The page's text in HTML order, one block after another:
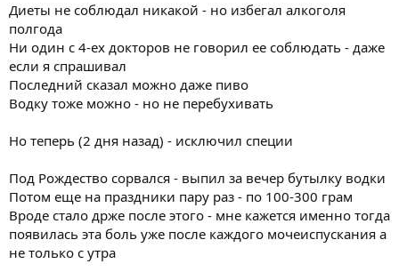
Диеты не соблюдал никакой - но избегал алкоголя
полгода
Ни один с 4-ех докторов не говорил ее соблюдать - даже
если я спрашивал
Последний сказал можно даже пиво
Водку тоже можно - но не перебухивать
Но теперь (2 дня назад) - исключил специи
Под Рождество сорвался - выпил за вечер бутылку водки
Потом еще на праздники пару раз - по 100-300 грам
Вроде стало држе после этого - мне кажется именно тогда
появилась эта боль уже после каждого мочеиспускания а
не только с утра